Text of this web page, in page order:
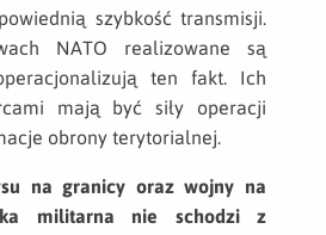
szybkość transmisji.
NATO realizowane są
ten fakt. Ich
mają być siły operacji
obrony terytorialnej.
na granicy oraz wojny na
militarna nie schodzi z